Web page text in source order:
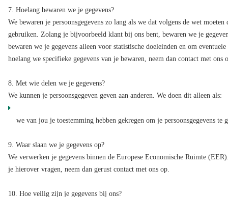
7. Hoelang bewaren we je gegevens?
We bewaren je persoonsgegevens zo lang als we dat volgens de wet
gebruiken. Zolang je bijvoorbeeld klant bij ons bent, bewaren we je
bewaren we je gegevens alleen voor statistische doeleinden en om
hoelang we specifieke gegevens van je bewaren, neem dan contact met ons
8. Met wie delen we je gegevens?
We kunnen je persoonsgegeven geven aan anderen. We doen dit alleen als:
we van jou je toestemming hebben gekregen om je persoonsgegevens te
9. Waar slaan we je gegevens op?
We verwerken je gegevens binnen de Europese Economische Ruimte
je hierover vragen, neem dan gerust contact met ons op.
10. Hoe veilig zijn je gegevens bij ons?